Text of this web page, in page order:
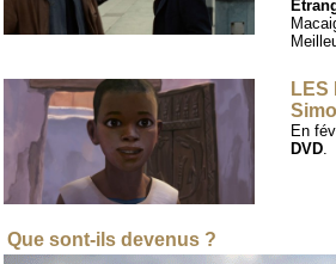
LES
En
DVD.
Que sont-ils devenus ?